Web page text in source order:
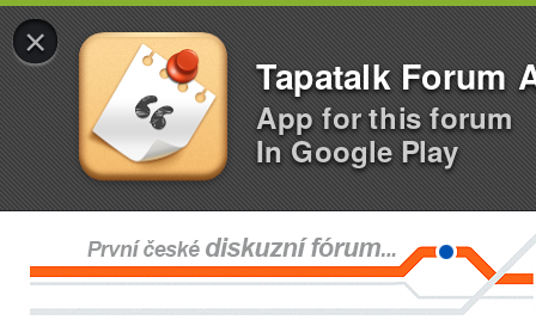
×
Tapatalk Forum
App for this forum
In Google Play